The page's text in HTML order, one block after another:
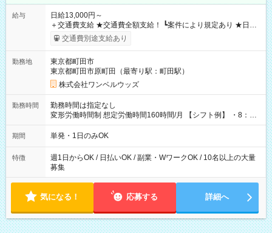
給与
日給13,000円～
＋交通費支給 ★交通費全額支給！ ┗案件により規定あり ★日払
いOK！（規定あり） ┗働いたその日に現金GET♪ お仕事後はコ
ンビニATMから 日払い分を引き落とせます！ 【試用期間】試
交通費別途支給あり
勤務地
東京都町田市
東京都町田市原町田（最寄り駅：町田駅）
株式会社ワンベルウッズ
勤務時間
勤務時間は指定なし
変形労働時間制 想定労働時間160時間/月 【シフト例】 ・8：00
～21：00
期間 単発・1日のみOK
特徴
週1日からOK / 日払いOK / 副業・WワークOK / 10名以上の大量
募集
気になる！ 応募する 詳細へ